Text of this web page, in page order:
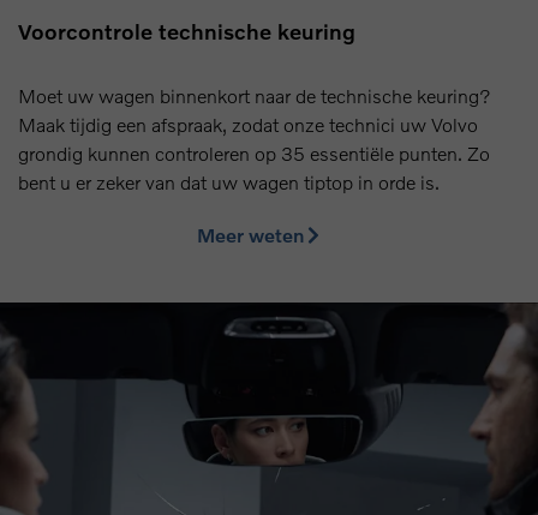
Voorcontrole technische keuring
Moet uw wagen binnenkort naar de technische keuring?
Maak tijdig een afspraak, zodat onze technici uw Volvo
grondig kunnen controleren op 35 essentiële punten. Zo
bent u er zeker van dat uw wagen tiptop in orde is.
Meer weten